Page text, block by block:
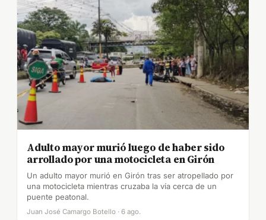
Adulto mayor murió luego de haber sido
arrollado por una motocicleta en Girón
Un adulto mayor murió en Girón tras ser atropellado por
una motocicleta mientras cruzaba la vía cerca de un
puente peatonal.
Juan José Camargo Botello · 6 ago.